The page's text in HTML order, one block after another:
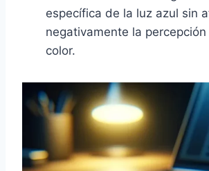
específica de la luz azul sin
negativamente la
color.